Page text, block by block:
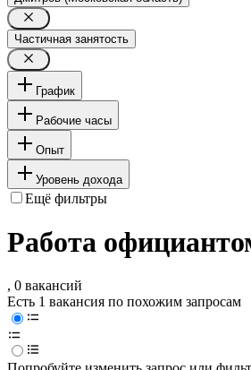
Частичная занятость
График
Рабочие часы
Опыт
Уровень дохода
Ещё фильтры
Работа
, 0 вакансий
Есть 1 вакансия по похожим запросам